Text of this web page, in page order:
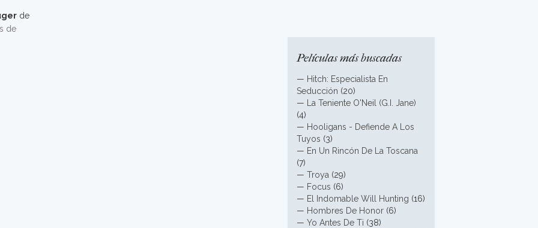
de
de
Películas más buscadas
— Hitch: Especialista En
Seducción (20)
—
La Teniente O'Neil (G.I. Jane)
(4)
— Hooligans - Defiende A Los
Tuyos (3)
— En Un Rincón De La Toscana
(7)
— Troya (29)
— Focus (6)
— El Indomable Will Hunting (16)
— Hombres De Honor (6)
— Yo Antes De Ti (38)